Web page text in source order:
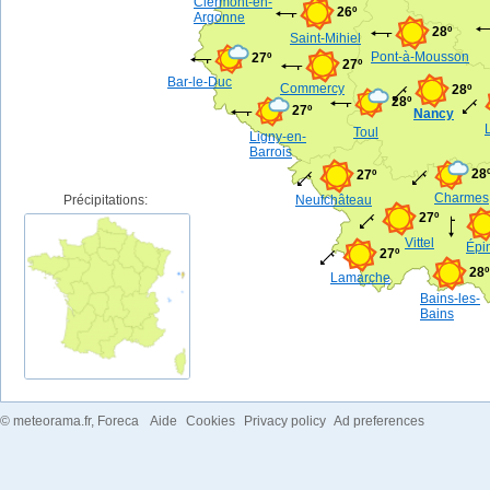
Nancy
28º
Bar-le-Duc
27º
Toul
28º
Pont-à-Mousson
28º
Neufchâteau
27º
Commercy
27º
Vittel
27º
Saint-Mihiel
26º
Ligny-en-
Barrois
27º
Charmes
28º
Argonne
Bains-les-
Bains
28º
Lamarche
27º
Précipitations:
© meteorama.fr, Foreca Aide Cookies Privacy policy Ad preferences